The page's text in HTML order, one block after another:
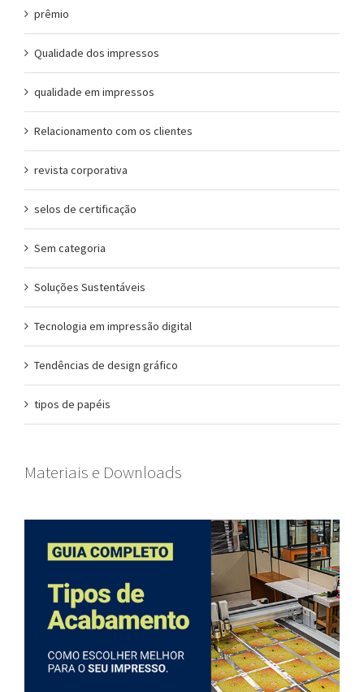
prêmio
Qualidade dos impressos
qualidade em impressos
Relacionamento com os clientes
revista corporativa
selos de certificação
Sem categoria
Soluções Sustentáveis
Tecnologia em impressão digital
Tendências de design gráfico
tipos de papéis
Materiais e Downloads